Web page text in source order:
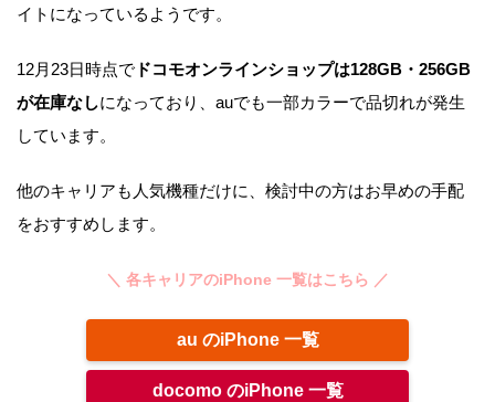
イトになっているようです。
12月23日時点で ドコモオンラインショップは128GB・256GB
が在庫なしになっており、auでも一部カラーで品切れが発生
しています。
他のキャリアも人気機種だけに、検討中の方はお早めの手配
をおすすめします。
＼ 各キャリアのiPhone 一覧はこちら ／
au のiPhone 一覧
docomo のiPhone 一覧